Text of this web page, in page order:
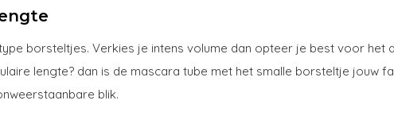
borsteltjes. Verkies je intens volume dan opteer je best voor
lengte? dan is de mascara tube met het smalle borsteltje jouw
blik.